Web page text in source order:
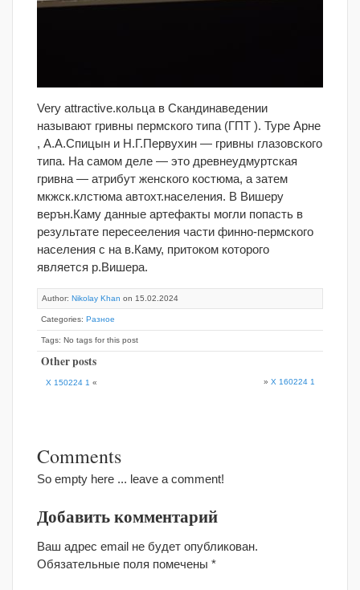
Very attractive.кольца в Скандинаведении
называют гривны пермского типа (ГПТ ). Туре Арне
, А.А.Спицын и Н.Г.Первухин — гривны глазовского
типа. На самом деле — это древнеудмуртская
гривна — атрибут женского костюма, а затем
мкжск.клстюма автохт.населения. В Вишеру
верън.Каму данные артефакты могли попасть в
результате пересееления части финно-пермского
населения с на в.Каму, притоком которого
является р.Вишера.
Author: Nikolay Khan on 15.02.2024
Categories: Разное
Tags: No tags for this post
Other posts
X 150224 1 « » X 160224 1
Comments
So empty here ... leave a comment!
Добавить комментарий
Ваш адрес email не будет опубликован.
Обязательные поля помечены *